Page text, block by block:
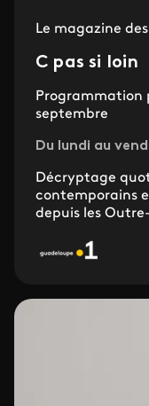
Le magazine
C pas si loin
Programmation
septembre
Du lundi au
Décryptage
contemporains
depuis les